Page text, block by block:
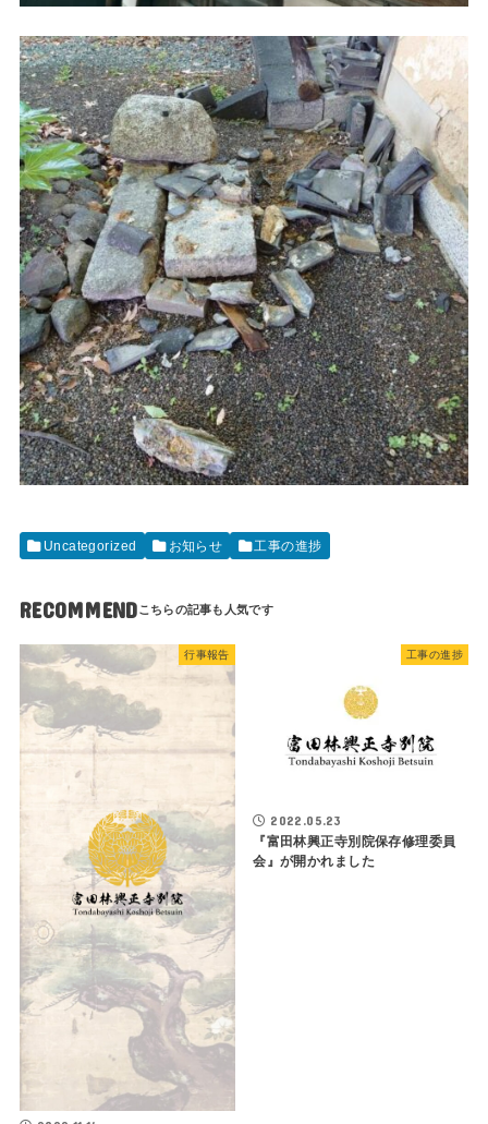
Uncategorized お知らせ 工事の進捗
RECOMMEND
行事報告 工事の進捗
2022.05.23
『富田林興正寺別院保存修理委員
会』が開かれました